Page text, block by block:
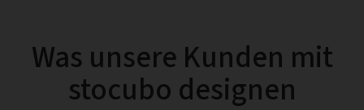
Was unsere Kunden mit
stocubo designen